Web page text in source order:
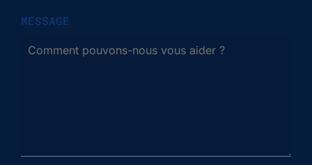
MESSAGE